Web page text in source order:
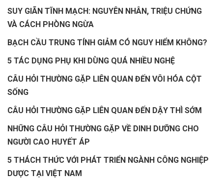
SUY GIÃN TĨNH MẠCH: NGUYÊN NHÂN, TRIỆU CHỨNG
VÀ CÁCH PHÒNG NGỪA
BẠCH CẦU TRUNG TÍNH GIẢM CÓ NGUY HIỂM KHÔNG?
5 TÁC DỤNG PHỤ KHI DÙNG QUÁ NHIỀU NGHỆ
CÂU HỎI THƯỜNG GẶP LIÊN QUAN ĐẾN VÔI HÓA CỘT
SỐNG
CÂU HỎI THƯỜNG GẶP LIÊN QUAN ĐẾN DẬY THÌ SỚM
NHỮNG CÂU HỎI THƯỜNG GẶP VỀ DINH DƯỠNG CHO
NGƯỜI CAO HUYẾT ÁP
5 THÁCH THỨC VỚI PHÁT TRIỂN NGÀNH CÔNG NGHIỆP
DƯỢC TẠI VIỆT NAM